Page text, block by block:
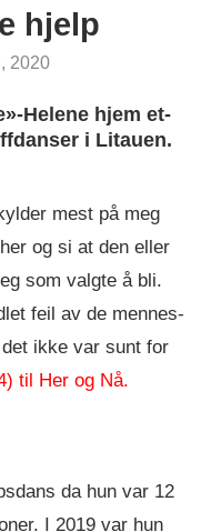
hjelp
2020
Helene hjem et­
i Li­tau­en.
mest på meg
og si at den el­ler
som valg­te å bli.
feil av de men­nes­
ikke var sunt for
til Her og Nå.
da hun var 12
I 2019 var hun